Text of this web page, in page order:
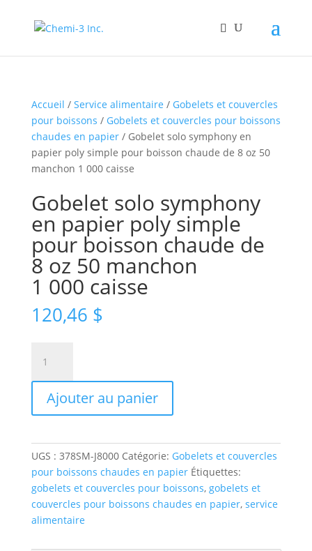
Accueil / Service alimentaire / Gobelets et couvercles
pour boissons / Gobelets et couvercles pour boissons
chaudes en papier/ Gobelet solo symphony en
papier poly simple pour boisson chaude de 8 oz 50
manchon 1 000 caisse
Gobelet solo symphony
en papier poly simple
pour boisson chaude de
8 oz 50 manchon
1 000 caisse
120,46 $
Gobelet
solo
symphony
papier
poly
simple
pour
boisson
chaude
Ajouter au panier
UGS : 378SM-J8000 Catégorie: Gobelets et couvercles
pour boissons chaudes en papier Étiquettes:
gobelets et couvercles pour boissons, gobelets et
couvercles pour boissons chaudes en papier, service
alimentaire